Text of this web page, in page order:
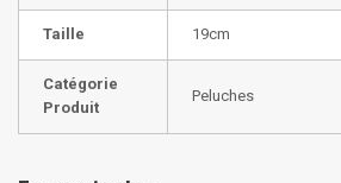
Taille 19cm
Catégorie
Produit
Peluches